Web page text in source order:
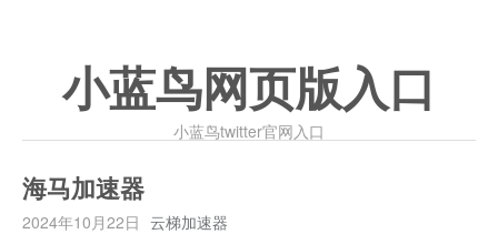
小蓝鸟网页版入口
小蓝鸟twitter官网入口
海马加速器
2024年10月22日 云梯加速器